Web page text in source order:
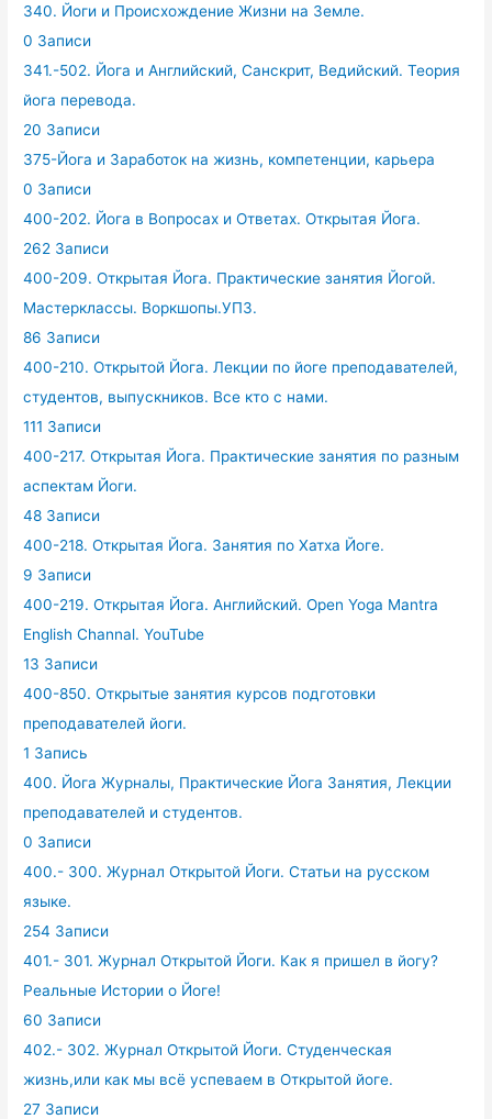
340. Йоги и Происхождение Жизни на Земле.
0 Записи
341.-502. Йога и Английский, Санскрит, Ведийский. Теория
йога перевода.
20 Записи
375-Йога и Заработок на жизнь, компетенции, карьера
0 Записи
400-202. Йога в Вопросах и Ответах. Открытая Йога.
262 Записи
400-209. Открытая Йога. Практические занятия Йогой.
Мастерклассы. Воркшопы.УПЗ.
86 Записи
400-210. Открытой Йога. Лекции по йоге преподавателей,
студентов, выпускников. Все кто с нами.
111 Записи
400-217. Открытая Йога. Практические занятия по разным
аспектам Йоги.
48 Записи
400-218. Открытая Йога. Занятия по Хатха Йоге.
9 Записи
400-219. Открытая Йога. Английский. Open Yoga Mantra
English Channal. YouTube
13 Записи
400-850. Открытые занятия курсов подготовки
преподавателей йоги.
1 Запись
400. Йога Журналы, Практические Йога Занятия, Лекции
преподавателей и студентов.
0 Записи
400.- 300. Журнал Открытой Йоги. Статьи на русском
языке.
254 Записи
401.- 301. Журнал Открытой Йоги. Как я пришел в йогу?
Реальные Истории о Йоге!
60 Записи
402.- 302. Журнал Открытой Йоги. Студенческая
жизнь,или как мы всё успеваем в Открытой йоге.
27 Записи